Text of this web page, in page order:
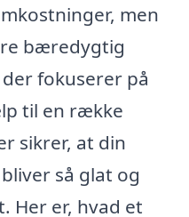
men
bæredygtig
fokuserer på
til en række
sikrer, at din
så glat og
Her er, hvad et